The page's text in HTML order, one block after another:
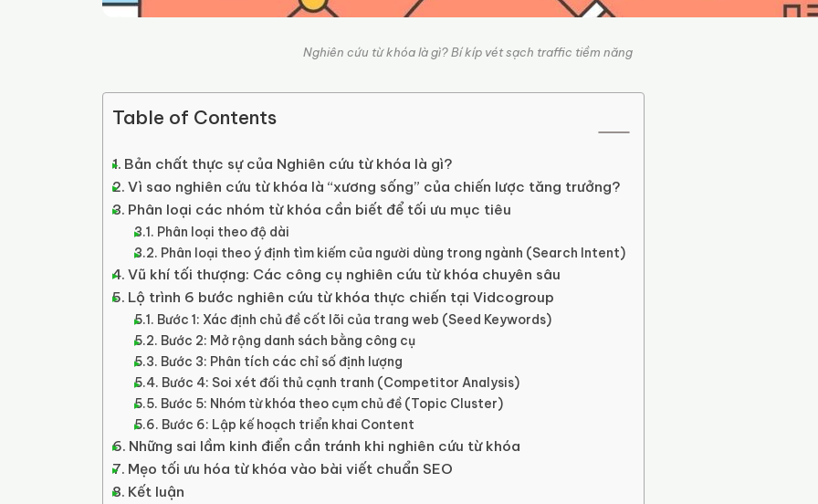
Nghiên cứu từ khóa là gì? Bí kíp vét sạch traffic tiềm năng
Table of Contents
Bản chất thực sự của Nghiên cứu từ khóa là gì?
Vì sao nghiên cứu từ khóa là “xương sống” của chiến lược tăng trưởng?
Phân loại các nhóm từ khóa cần biết để tối ưu mục tiêu
Phân loại theo độ dài
Phân loại theo ý định tìm kiếm của người dùng trong ngành (Search Intent)
Vũ khí tối thượng: Các công cụ nghiên cứu từ khóa chuyên sâu
Lộ trình 6 bước nghiên cứu từ khóa thực chiến tại Vidcogroup
Bước 1: Xác định chủ đề cốt lõi của trang web (Seed Keywords)
Bước 2: Mở rộng danh sách bằng công cụ
Bước 3: Phân tích các chỉ số định lượng
Bước 4: Soi xét đối thủ cạnh tranh (Competitor Analysis)
Bước 5: Nhóm từ khóa theo cụm chủ đề (Topic Cluster)
Bước 6: Lập kế hoạch triển khai Content
Những sai lầm kinh điển cần tránh khi nghiên cứu từ khóa
Mẹo tối ưu hóa từ khóa vào bài viết chuẩn SEO
Kết luận